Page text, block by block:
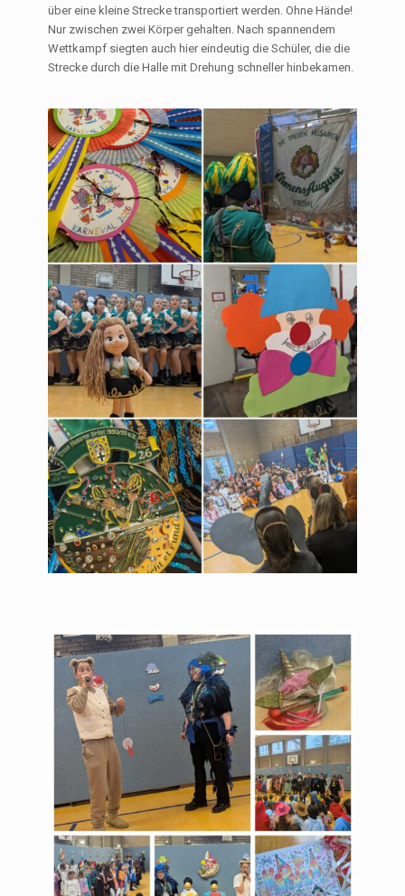
über eine kleine Strecke transportiert werden. Ohne Hände!
Nur zwischen zwei Körper gehalten. Nach spannendem
Wettkampf siegten auch hier eindeutig die Schüler, die die
Strecke durch die Halle mit Drehung schneller hinbekamen.